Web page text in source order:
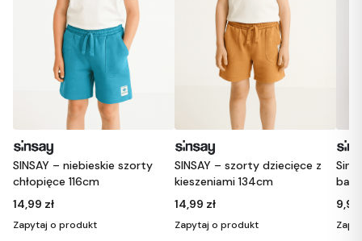
SINSAY – szorty dziecięce z
kieszeniami 134cm
14,99 zł
Zapytaj o produkt
Sinsay – Dziewczęce szorty
bawełniane w kolorze
jasnoróżowym 158
9,99 zł
Zapytaj o produkt